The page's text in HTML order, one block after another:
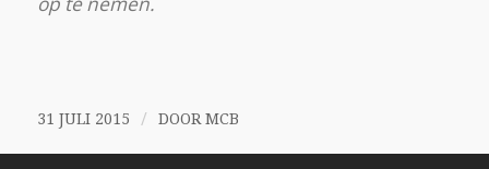
31 JULI 2015 / DOOR MCB